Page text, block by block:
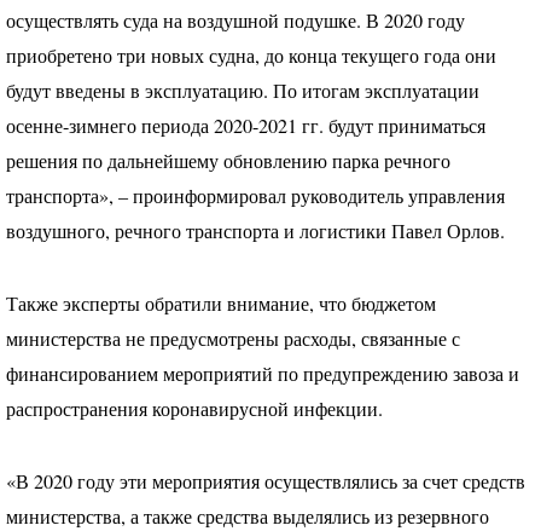
осуществлять суда на воздушной подушке. В 2020 году
приобретено три новых судна, до конца текущего года они
будут введены в эксплуатацию. По итогам эксплуатации
осенне-зимнего периода 2020-2021 гг. будут приниматься
решения по дальнейшему обновлению парка речного
транспорта», – проинформировал руководитель управления
воздушного, речного транспорта и логистики Павел Орлов.
Также эксперты обратили внимание, что бюджетом
министерства не предусмотрены расходы, связанные с
финансированием мероприятий по предупреждению завоза и
распространения коронавирусной инфекции.
«В 2020 году эти мероприятия осуществлялись за счет средств
министерства, а также средства выделялись из резервного